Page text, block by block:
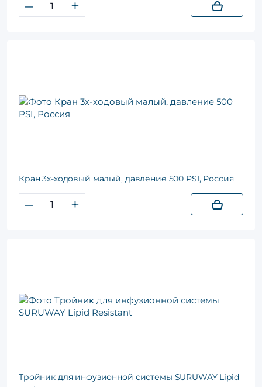
– +
Кран 3х-ходовый малый, давление 500 PSI, Россия
– +
Тройник для инфузионной системы SURUWAY Lipid